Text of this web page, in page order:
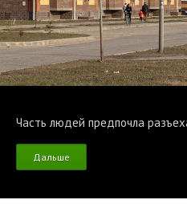
Часть людей предпочла
Дальше